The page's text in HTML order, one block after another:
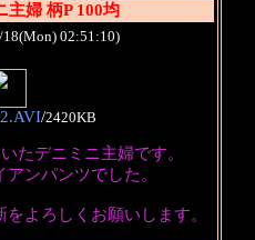
主婦 柄P 100均
02:51:10)
/2420KB
たデニミニ主婦です。
ンパンツでした。
よろしくお願いします。